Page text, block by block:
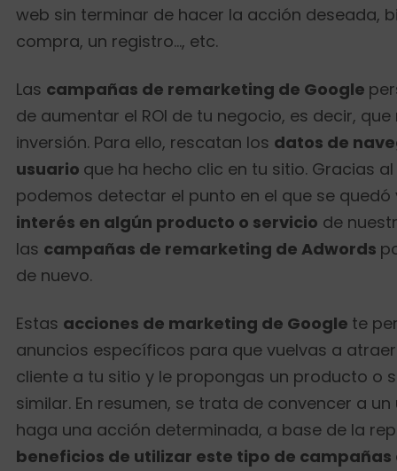
web sin terminar de hacer la acción deseada,
compra, un registro…, etc.
Las campañas de remarketing de Google
de aumentar el ROI de tu negocio, es decir,
inversión. Para ello, rescatan los datos de
usuario que ha hecho clic en tu sitio. Gracias
podemos detectar el punto en el que se
interés en algún producto o servicio de
las campañas de remarketing de Adwords
de nuevo.
Estas acciones de marketing de Google te
anuncios específicos para que vuelvas a
cliente a tu sitio y le propongas un producto o
similar. En resumen, se trata de convencer a
haga una acción determinada, a base de la
beneficios de utilizar este tipo de campañas